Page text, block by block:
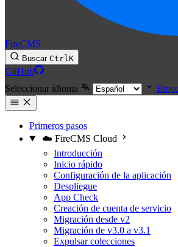
FireCMS
Buscar CtrlK
GitHub
Seleccionar idioma
Primeros pasos
☁️ FireCMS Cloud
Introducción
Inicio rápido
Configuración de la aplicación
Despliegue
App Check
Creación de cuenta de servicio
Migración desde v2
Migración de v3.0 a v3.1
Expulsar colecciones